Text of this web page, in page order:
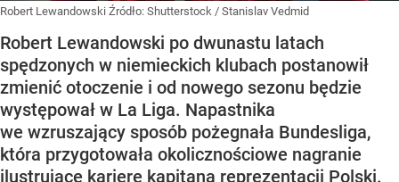
Robert Lewandowski Źródło: Shutterstock / Stanislav Vedmid
Robert Lewandowski po dwunastu latach
spędzonych w niemieckich klubach postanowił
zmienić otoczenie i od nowego sezonu będzie
występował w La Liga. Napastnika
we wzruszający sposób pożegnała Bundesliga,
która przygotowała okolicznościowe nagranie
ilustrujące karierę kapitana reprezentacji Polski.